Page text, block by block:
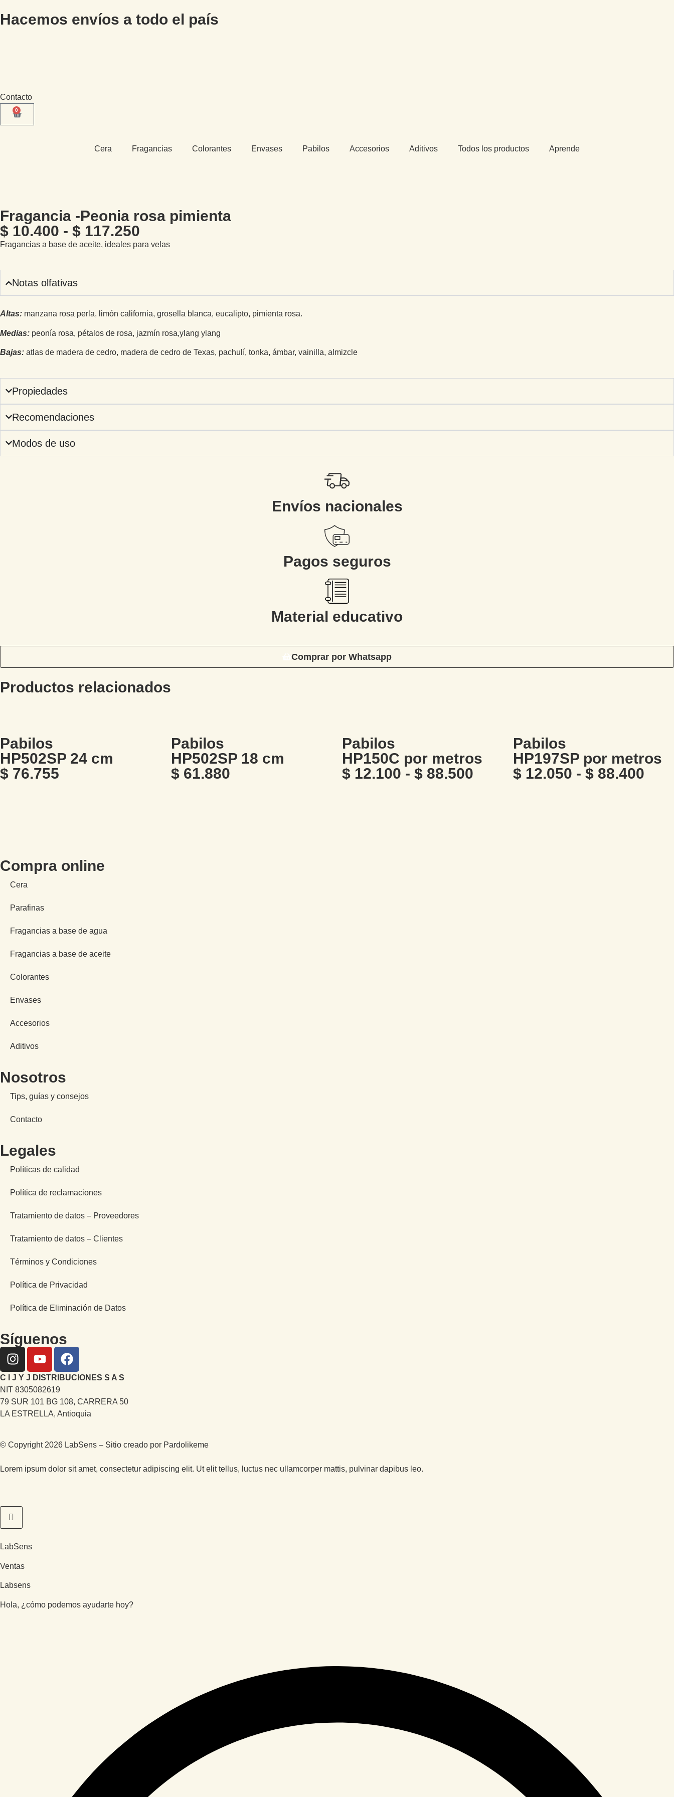
Hacemos envíos a todo el país
Contacto
0
Cera Fragancias Colorantes Envases Pabilos Accesorios Aditivos Todos los productos Aprende
Fragancia -Peonia rosa pimienta
$ 10.400 - $ 117.250
Fragancias a base de aceite, ideales para velas
Notas olfativas
Altas: manzana rosa perla, limón california, grosella blanca, eucalipto, pimienta rosa.
Medias: peonía rosa, pétalos de rosa, jazmín rosa,ylang ylang
Bajas: atlas de madera de cedro, madera de cedro de Texas, pachulí, tonka, ámbar, vainilla, almizcle
Propiedades
Recomendaciones
Modos de uso
Envíos nacionales
Pagos seguros
Material educativo
Comprar por Whatsapp
Productos relacionados
Pabilos
HP502SP 24 cm
$ 76.755
Pabilos
HP502SP 18 cm
$ 61.880
Pabilos
HP150C por metros
$ 12.100 - $ 88.500
Pabilos
HP197SP por metros
$ 12.050 - $ 88.400
Compra online
Cera
Parafinas
Fragancias a base de agua
Fragancias a base de aceite
Colorantes
Envases
Accesorios
Aditivos
Nosotros
Tips, guías y consejos
Contacto
Legales
Políticas de calidad
Política de reclamaciones
Tratamiento de datos – Proveedores
Tratamiento de datos – Clientes
Términos y Condiciones
Política de Privacidad
Política de Eliminación de Datos
Síguenos
C I J Y J DISTRIBUCIONES S A S
NIT 8305082619
79 SUR 101 BG 108, CARRERA 50
LA ESTRELLA, Antioquia
© Copyright 2026 LabSens – Sitio creado por Pardolikeme
Lorem ipsum dolor sit amet, consectetur adipiscing elit. Ut elit tellus, luctus nec ullamcorper mattis, pulvinar dapibus leo.
LabSens
Ventas
Labsens
Hola, ¿cómo podemos ayudarte hoy?